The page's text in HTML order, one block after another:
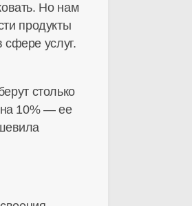
Но нам
продукты
услуг.
столько
на 10% — ее